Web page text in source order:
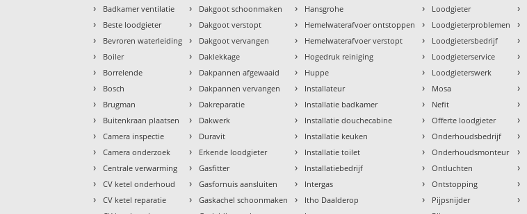
› Badkamer ventilatie
› Beste loodgieter
› Bevroren waterleiding
› Boiler
› Borrelende
› Bosch
› Brugman
› Buitenkraan plaatsen
› Camera inspectie
› Camera onderzoek
› Centrale verwarming
› CV ketel onderhoud
› CV ketel reparatie
› Dakgoot schoonmaken
› Dakgoot verstopt
› Dakgoot vervangen
› Daklekkage
› Dakpannen afgewaaid
› Dakpannen vervangen
› Dakreparatie
› Dakwerk
› Duravit
› Erkende loodgieter
› Gasfitter
› Gasfornuis aansluiten
› Gaskachel schoonmaken
› Hansgrohe
› Hemelwaterafvoer ontstoppen
› Hemelwaterafvoer verstopt
› Hogedruk reiniging
› Huppe
› Installateur
› Installatie badkamer
› Installatie douchecabine
› Installatie keuken
› Installatie toilet
› Installatiebedrijf
› Intergas
› Itho Daalderop
› Loodgieter
› Loodgieterproblemen
› Loodgietersbedrijf
› Loodgieterservice
› Loodgieterswerk
› Mosa
› Nefit
› Offerte loodgieter
› Onderhoudsbedrijf
› Onderhoudsmonteur
› Ontluchten
› Ontstopping
› Pijpsnijder
›
›
›
›
›
›
›
›
›
›
›
›
›